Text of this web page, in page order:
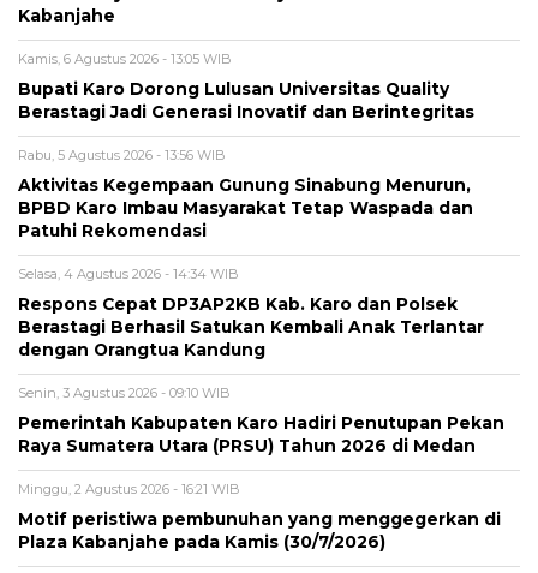
Kabanjahe
Kamis, 6 Agustus 2026 - 13:05 WIB
Bupati Karo Dorong Lulusan Universitas Quality
Berastagi Jadi Generasi Inovatif dan Berintegritas
Rabu, 5 Agustus 2026 - 13:56 WIB
Aktivitas Kegempaan Gunung Sinabung Menurun,
BPBD Karo Imbau Masyarakat Tetap Waspada dan
Patuhi Rekomendasi
Selasa, 4 Agustus 2026 - 14:34 WIB
Respons Cepat DP3AP2KB Kab. Karo dan Polsek
Berastagi Berhasil Satukan Kembali Anak Terlantar
dengan Orangtua Kandung
Senin, 3 Agustus 2026 - 09:10 WIB
Pemerintah Kabupaten Karo Hadiri Penutupan Pekan
Raya Sumatera Utara (PRSU) Tahun 2026 di Medan
Minggu, 2 Agustus 2026 - 16:21 WIB
Motif peristiwa pembunuhan yang menggegerkan di
Plaza Kabanjahe pada Kamis (30/7/2026)